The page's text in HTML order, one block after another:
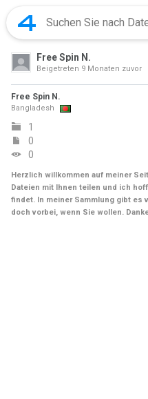
Free Spin N.
Beigetreten 9 Monaten zuvor
Free Spin N.
Bangladesh
1
0
0
Herzlich willkommen auf meiner
Dateien mit Ihnen teilen und ich
findet. In meiner Sammlung gibt es
doch vorbei, wenn Sie wollen.